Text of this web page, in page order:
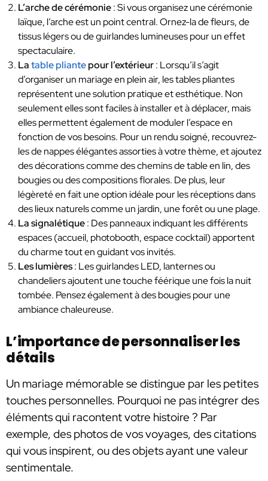
L’arche de cérémonie: Si vous organisez une cérémonie
laïque, l’arche est un point central. Ornez-la de fleurs, de
tissus légers ou de guirlandes lumineuses pour un effet
spectaculaire.
Latable pliantepour l’extérieur: Lorsqu’il s’agit
d’organiser un mariage en plein air, les tables pliantes
représentent une solution pratique et esthétique. Non
seulement elles sont faciles à installer et à déplacer, mais
elles permettent également de moduler l’espace en
fonction de vos besoins. Pour un rendu soigné, recouvrez-
les de nappes élégantes assorties à votre thème, et ajoutez
des décorations comme des chemins de table en lin, des
bougies ou des compositions florales. De plus, leur
légèreté en fait une option idéale pour les réceptions dans
des lieux naturels comme un jardin, une forêt ou une plage.
La signalétique: Des panneaux indiquant les différents
espaces (accueil, photobooth, espace cocktail) apportent
du charme tout en guidant vos invités.
Les lumières: Les guirlandes LED, lanternes ou
chandeliers ajoutent une touche féérique une fois la nuit
tombée. Pensez également à des bougies pour une
ambiance chaleureuse.
L’importance de personnaliser les
détails
Un mariage mémorable se distingue par les petites
touches personnelles. Pourquoi ne pas intégrer des
éléments qui racontent votre histoire ? Par
exemple, des photos de vos voyages, des citations
qui vous inspirent, ou des objets ayant une valeur
sentimentale.